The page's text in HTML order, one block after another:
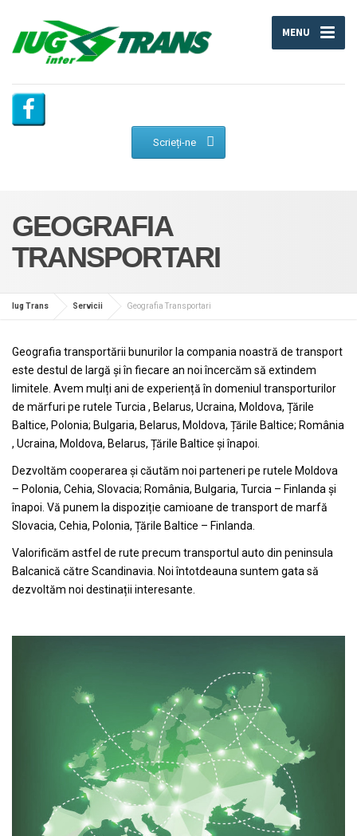
MENU
Scrieți-ne
GEOGRAFIA
TRANSPORTARI
Iug Trans Servicii Geografia Transportari
Geografia transportării bunurilor la compania noastră de transport
este destul de largă și în fiecare an noi încercăm să extindem
limitele. Avem mulți ani de experiență în domeniul transporturilor
de mărfuri pe rutele Turcia , Belarus, Ucraina, Moldova, Țările
Baltice, Polonia; Bulgaria, Belarus, Moldova, Țările Baltice; România
, Ucraina, Moldova, Belarus, Țările Baltice și înapoi.
Dezvoltăm cooperarea și căutăm noi parteneri pe rutele Moldova
– Polonia, Cehia, Slovacia; România, Bulgaria, Turcia – Finlanda și
înapoi. Vă punem la dispoziție camioane de transport de marfă
Slovacia, Cehia, Polonia, Țările Baltice – Finlanda.
Valorificăm astfel de rute precum transportul auto din peninsula
Balcanică către Scandinavia. Noi întotdeauna suntem gata să
dezvoltăm noi destinații interesante.